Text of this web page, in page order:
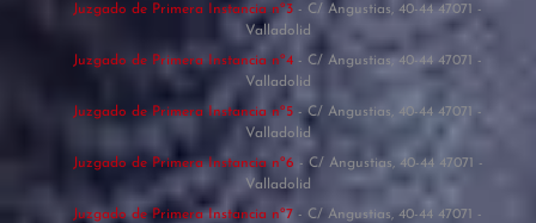
Juzgado de Primera Instancia nº3 - C/ Angustias, 40-44 47071 -
Valladolid
Juzgado de Primera Instancia nº4 - C/ Angustias, 40-44 47071 -
Valladolid
Juzgado de Primera Instancia nº5 - C/ Angustias, 40-44 47071 -
Valladolid
Juzgado de Primera Instancia nº6 - C/ Angustias, 40-44 47071 -
Valladolid
Juzgado de Primera Instancia nº7 - C/ Angustias, 40-44 47071 -